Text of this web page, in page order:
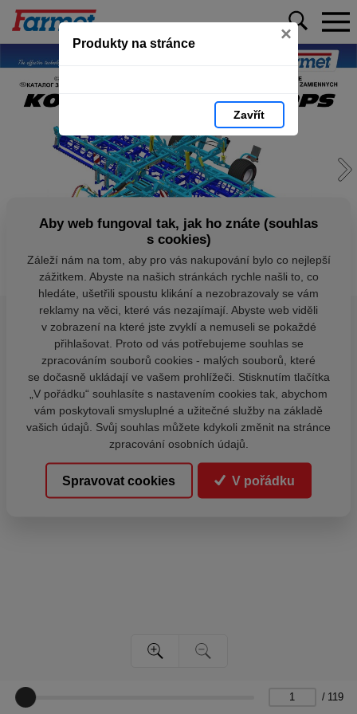
Produkty na stránce ×
Zavřít
/ 119
Aby web fungoval tak, jak ho znáte (souhlas
s cookies)
Záleží nám na tom, aby pro vás nakupování bylo co nejlepší
zážitkem. Abyste na našich stránkách rychle našli to, co
hledáte, ušetřili spoustu klikání a nezobrazovaly se vám
reklamy na věci, které vás nezajímají. Abyste web viděli
v zobrazení na které jste zvyklí a nemuseli se pokaždé
přihlašovat. Proto od vás potřebujeme souhlas se
zpracováním souborů cookies - malých souborů, které
se dočasně ukládají ve vašem prohlížeči. Stisknutím tlačítka
„V pořádku“ souhlasíte s nastavením cookies tak, abychom
vám poskytovali smysluplné a užitečné služby na základě
vašich údajů. Svůj souhlas můžete kdykoli změnit na stránce
zpracování osobních údajů.
Spravovat cookies V pořádku